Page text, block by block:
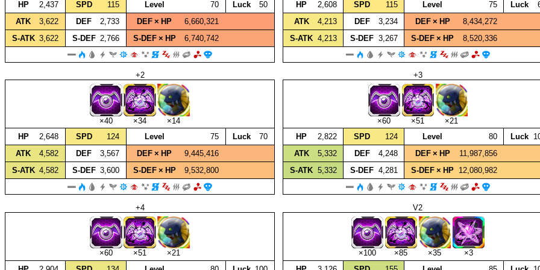
HP
2,437 SPD 115 Level 70 Luck
50
ATK
3,622 DEF 2,733 DEF × HP
6,660,321
S‑ATK 3,622 S‑DEF 2,766 S‑DEF × HP 6,740,742
HP
2,608 SPD 115 Level 75 Luck
ATK
4,213 DEF 3,234 DEF × HP
8,434,272
S‑ATK 4,213 S‑DEF 3,267 S‑DEF × HP 8,520,336
+2
×40 ×34
×14
HP
2,648 SPD 124 Level 75 Luck
70
ATK
4,582 DEF 3,567 DEF × HP
9,445,416
S‑ATK 4,582 S‑DEF 3,600 S‑DEF × HP 9,532,800
+3
×60 ×51
×21
HP
2,822 SPD 124 Level 80 Luck
ATK
5,332 DEF 4,248 DEF × HP
11,987,856
S‑ATK 5,332 S‑DEF 4,281 S‑DEF × HP 12,080,982
+4
×60 ×51
×21
V2
×100 ×85 ×35
×3